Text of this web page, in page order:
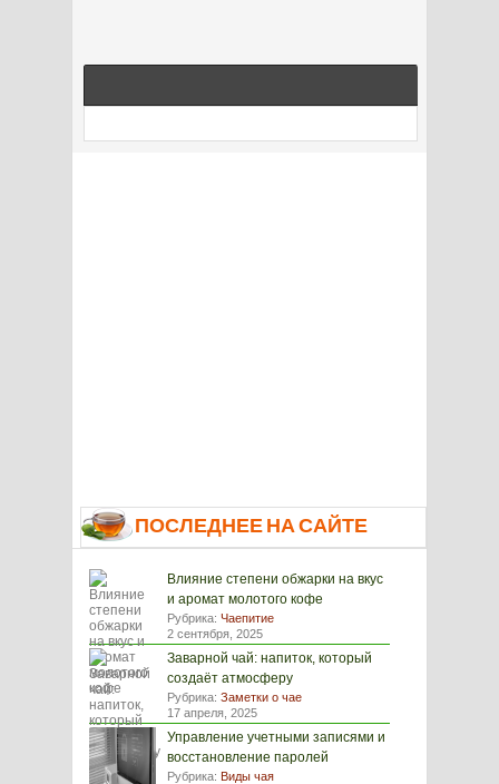
ПОСЛЕДНЕЕ НА САЙТЕ
Влияние степени обжарки на вкус
и аромат молотого кофе
Рубрика: Чаепитие
2 сентября, 2025
Заварной чай: напиток, который
создаёт атмосферу
Рубрика: Заметки о чае
17 апреля, 2025
Управление учетными записями и
восстановление паролей
Рубрика: Виды чая